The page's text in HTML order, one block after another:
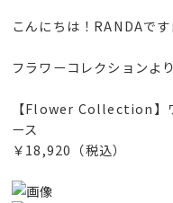
こんにちは！RANDAです
フラワーコレクションよ
【Flower Collection】
ース
￥18,920（税込）